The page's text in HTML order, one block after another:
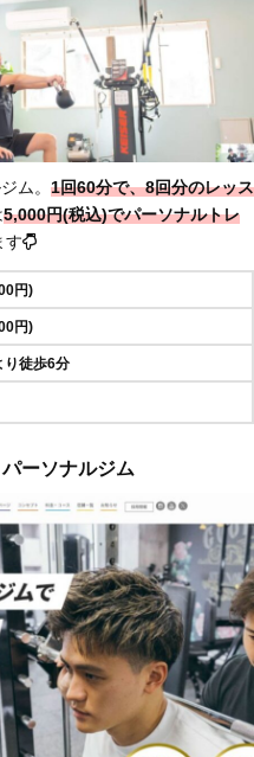
ム。 1回60分で、8回分のレッス
5,000円(税込)でパーソナルトレ
す
円)
円)
り徒歩6分
ーソナルジム